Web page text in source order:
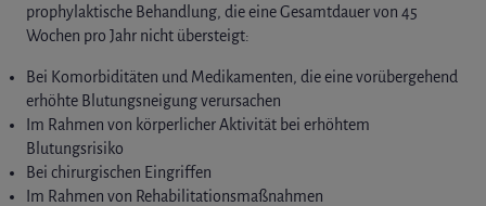
prophylaktische Behandlung, die eine Gesamtdauer von 45
Wochen pro Jahr nicht übersteigt:
Bei Komorbiditäten und Medikamenten, die eine vorübergehend
erhöhte Blutungsneigung verursachen
Im Rahmen von körperlicher Aktivität bei erhöhtem
Blutungsrisiko
Bei chirurgischen Eingriffen
Im Rahmen von Rehabilitationsmaßnahmen